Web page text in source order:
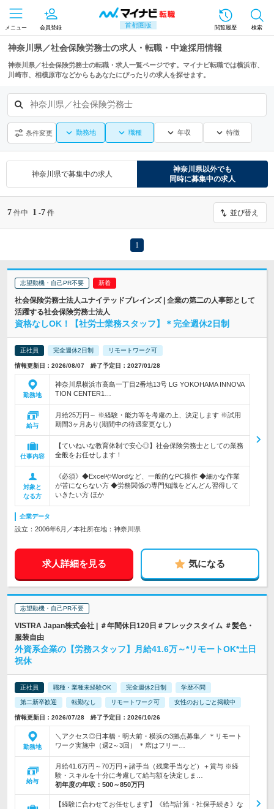
首都圏版
メニュー 会員登録 閲覧履歴 検索
神奈川県／社会保険労務士の求人・転職・中途採用情報
神奈川県／社会保険労務士の転職・求人一覧ページです。マイナビ転職では横浜市、
川崎市、相模原市などからもあなたにぴったりの求人を探せます。
神奈川県／社会保険労務士
条件変更 勤務地 職種 年収 特徴
神奈川県で募集中の求人
神奈川県以外でも
同時に募集中の求人
7 件中 1 -7 件 並び替え
1
志望動機・自己PR不要
社会保険労務士法人ユナイテッドブレインズ | 企業の第二の人事部として
活躍する社会保険労務士法人
資格なしOK！【社労士業務スタッフ】＊完全週休2日制
正社員 完全週休2日制 リモートワーク可
情報更新日：2026/08/07 終了予定日：2027/01/28
勤務地
神奈川県横浜市高島一丁目2番地13号 LG YOKOHAMA INNOVA
TION CENTER1…
給与
月給25万円～ ※経験・能力等を考慮の上、決定します ※試用
期間3ヶ月あり(期間中の待遇変更なし)
仕事内容
【ていねいな教育体制で安心◎】社会保険労務士としての業務
全般をお任せします！
対象と
なる方
《必須》◆ExcelやWordなど、一般的なPC操作 ◆細かな作業
が苦にならない方 ◆労務関係の専門知識をどんどん習得して
いきたい方 ほか
企業データ
設立：2006年6月／本社所在地：神奈川県
求人詳細を見る 気になる
志望動機・自己PR不要
VISTRA Japan株式会社 | ＃年間休日120日＃フレックスタイム ＃髪色・
服装自由
外資系企業の【労務スタッフ】月給41.6万～*リモートOK*土日
祝休
正社員 職種・業種未経験OK 完全週休2日制 学歴不問
第二新卒歓迎 転勤なし リモートワーク可 女性のおしごと掲載中
情報更新日：2026/07/28 終了予定日：2026/10/26
勤務地
＼アクセス◎日本橋・明大前・横浜の3拠点募集／ ＊リモート
ワーク実施中（週2～3回） ＊席はフリー…
給与
月給41.6万円～70万円＋諸手当（残業手当など）＋賞与 ※経
験・スキルを十分に考慮して給与額を決定しま…
初年度の年収： 500～850万円
【経験に合わせてお任せします】《給与計算・社保手続き》な